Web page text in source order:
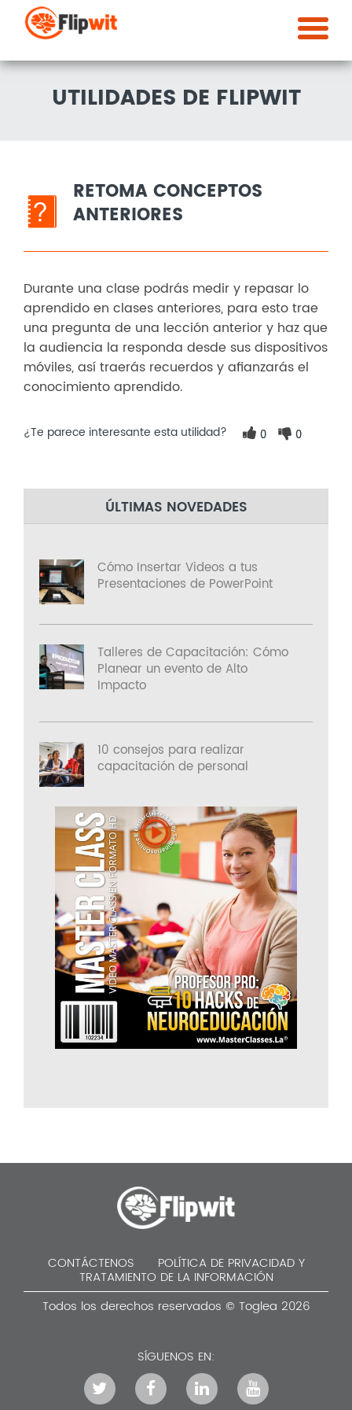
UTILIDADES DE FLIPWIT
RETOMA CONCEPTOS
ANTERIORES
Durante una clase podrás medir y repasar lo
aprendido en clases anteriores, para esto trae
una pregunta de una lección anterior y haz que
la audiencia la responda desde sus dispositivos
móviles, así traerás recuerdos y afianzarás el
conocimiento aprendido.
¿Te parece interesante esta utilidad? 0 0
ÚLTIMAS NOVEDADES
Cómo Insertar Videos a tus
Presentaciones de PowerPoint
Talleres de Capacitación: Cómo
Planear un evento de Alto
Impacto
10 consejos para realizar
capacitación de personal
CONTÁCTENOS POLÍTICA DE PRIVACIDAD Y
TRATAMIENTO DE LA INFORMACIÓN
Todos los derechos reservados © Toglea 2026
SÍGUENOS EN: